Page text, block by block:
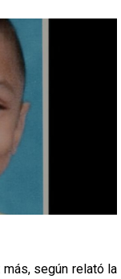
según relató la